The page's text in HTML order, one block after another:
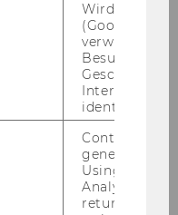
Wird von
(Google Tag
verwendet,
Besucher
Geschlecht
Interessen zu
identifizieren.
Contains a
generated
Using this
Analytics can
returning